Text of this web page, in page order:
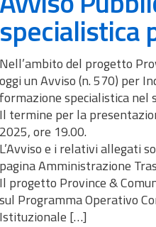
specialistica
Nell’ambito del progetto
oggi un Avviso (n. 570) per
formazione specialistica nel
Il termine per la
2025, ore 19.00.
L’Avviso e i relativi allegati
pagina Amministrazione
Il progetto Province &
sul Programma Operativo
Istituzionale […]